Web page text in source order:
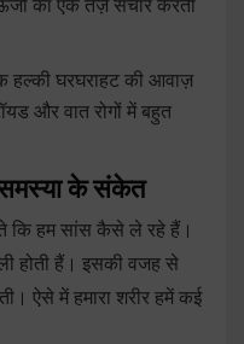
का एक तेज़ संचार करता
घरघराहट की आवाज़
और वात रोगों में बहुत
के संकेत
कि हम सांस कैसे ले रहे हैं।
होती हैं। इसकी वजह से
ऐसे में हमारा शरीर हमें कई